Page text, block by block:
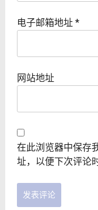
电子邮箱地址 *
网站地址
在此浏览器中保存
址，以便下次评论